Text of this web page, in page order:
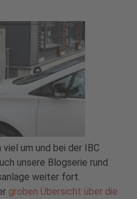
um und bei der IBC
unsere Blogserie rund
weiter fort.
groben Übersicht über die